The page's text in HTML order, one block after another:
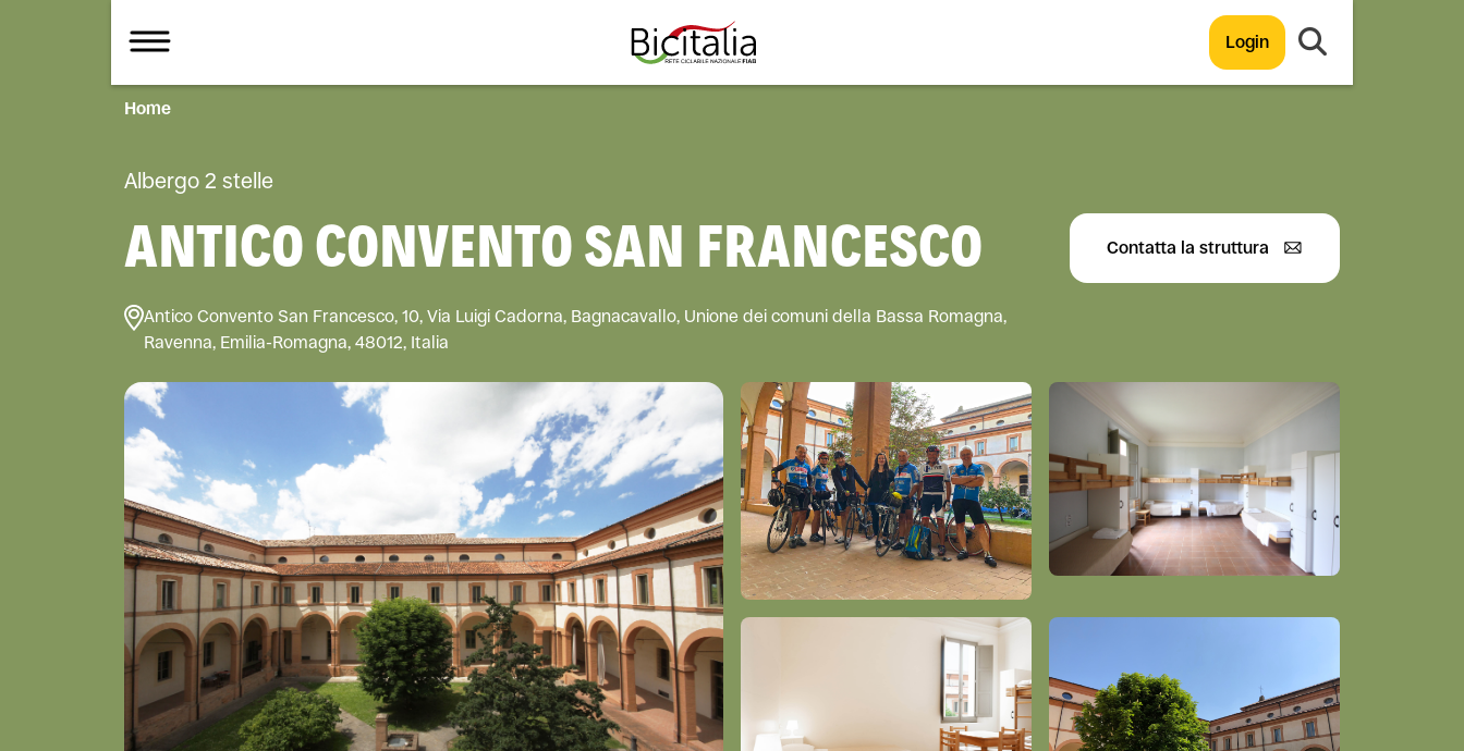
Login
Home
Albergo 2 stelle
ANTICO CONVENTO SAN FRANCESCO
Antico Convento San Francesco, 10, Via Luigi Cadorna, Bagnacavallo, Unione dei comuni della Bassa Romagna,
Ravenna, Emilia-Romagna, 48012, Italia
Contatta la struttura